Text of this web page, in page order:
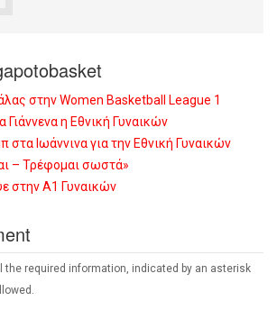
στην Women Basketball League 1
η Εθνική Γυναικών
στα Ιωάννινα για την Εθνική Γυναικών
– Τρέφομαι σωστά»
στην Α1 Γυναικών
the required information, indicated by an asterisk